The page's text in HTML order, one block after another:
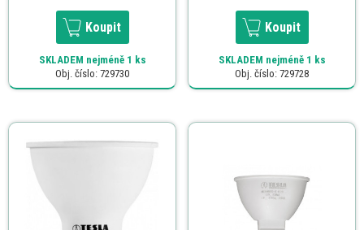
Koupit
SKLADEM nejméně 1 ks
Obj. číslo: 729730
Koupit
SKLADEM nejméně 1 ks
Obj. číslo: 729728